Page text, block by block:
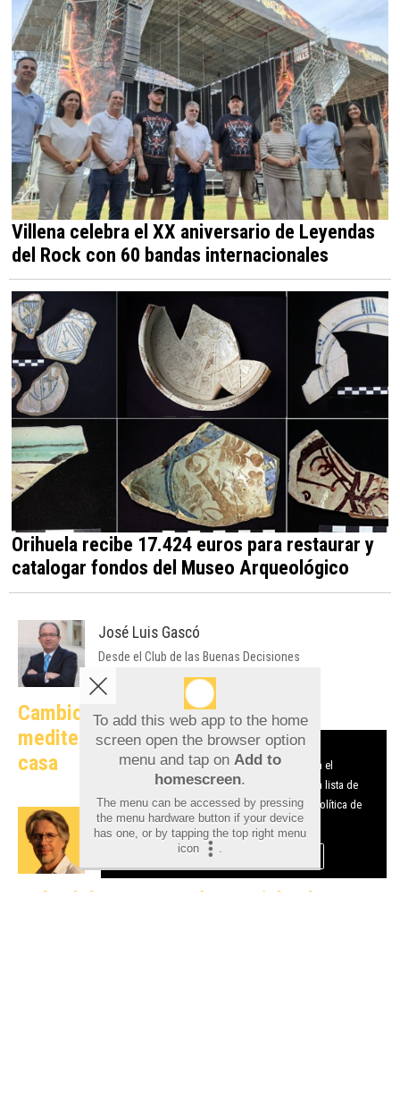
Villena celebra el XX aniversario de Leyendas
del Rock con 60 bandas internacionales
Orihuela recibe 17.424 euros para restaurar y
catalogar fondos del Museo Arqueológico
José Luis Gascó
Desde el Club de las Buenas Decisiones
Cambio climático y ciudades
mediterráneas: cuando la teoría entra en
casa
Javier Gosende
Catalizadores del Marketing Online
Así celebraron en redes sociales las
To add this web app to the home
screen open the browser option
menu and tap on Add to
homescreen.
The menu can be accessed by pressing
the menu hardware button if your device
has one, or by tapping the top right menu
icon
.
Aviso sobre el Uso de cookies:
Utilizamos cookies nuestras y de terceros para el
funcionamiento del digital. Puedes consultar la lista de
cookies y como desconectarlas. Ver nuestra Política de
Privacidad y Cookies
Aceptar Cookies